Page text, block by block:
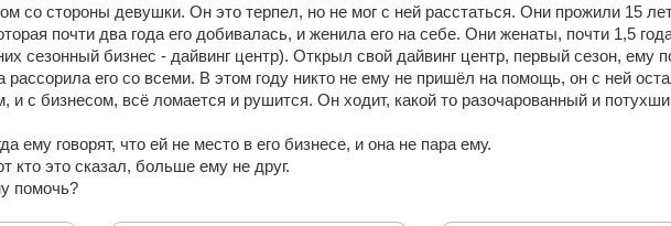
со стороны девушки. Он это терпел, но не мог с ней расстаться. Они прожили 15
почти два года его добивалась, и женила его на себе. Они женаты, почти 1,5
сезонный бизнес - дайвинг центр). Открыл свой дайвинг центр, первый сезон, ему
его со всеми. В этом году никто не ему не пришёл на помощь, он с ней
и с бизнесом, всё ломается и рушится. Он ходит, какой то разочарованный и
ему говорят, что ей не место в его бизнесе, и она не пара ему.
кто это сказал, больше ему не друг.
помочь?